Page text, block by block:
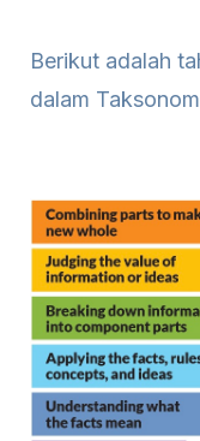
Berikut adalah
dalam